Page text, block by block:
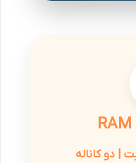
RAM